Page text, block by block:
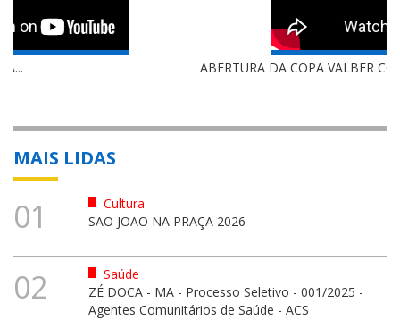
ABERTURA DA COPA VALBER COSTA ...
MAIS LIDAS
01
Cultura
SÃO JOÃO NA PRAÇA 2026
02
Saúde
ZÉ DOCA - MA - Processo Seletivo - 001/2025 -
Agentes Comunitários de Saúde - ACS